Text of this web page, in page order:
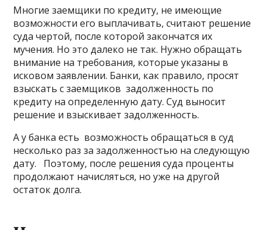
Многие заемщики по кредиту, не имеющие
возможности его выплачивать, считают решение
суда чертой, после которой закончатся их
мучения. Но это далеко не так. Нужно обращать
внимание на требования, которые указаны в
исковом заявлении. Банки, как правило, просят
взыскать с заемщиков задолженность по
кредиту на определенную дату. Суд выносит
решение и взыскивает задолженность.
А у банка есть возможность обращаться в суд
несколько раз за задолженностью на следующую
дату. Поэтому, после решения суда проценты
продолжают начисляться, но уже на другой
остаток долга.